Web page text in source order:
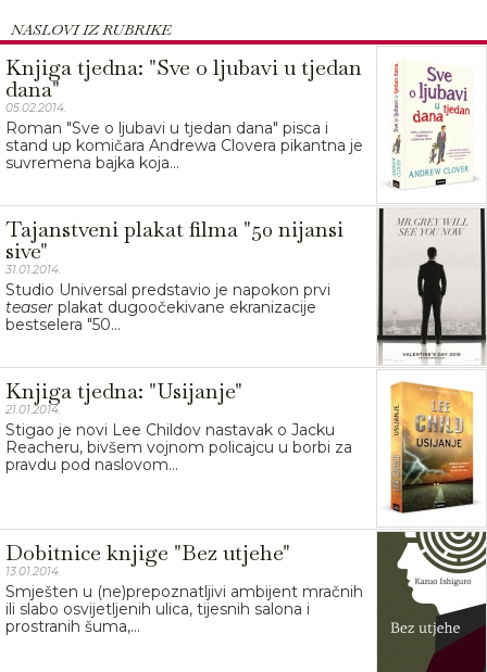
NASLOVI IZ RUBRIKE
Knjiga tjedna: "Sve o ljubavi u tjedan
dana"
05.02.2014.
Roman "Sve o ljubavi u tjedan dana" pisca i
stand up komičara Andrewa Clovera pikantna je
suvremena bajka koja...
Tajanstveni plakat filma "50 nijansi
sive"
31.01.2014.
Studio Universal predstavio je napokon prvi
teaser plakat dugoočekivane ekranizacije
bestselera "50...
Knjiga tjedna: "Usijanje"
21.01.2014.
Stigao je novi Lee Childov nastavak o Jacku
Reacheru, bivšem vojnom policajcu u borbi za
pravdu pod naslovom...
Dobitnice knjige "Bez utjehe"
13.01.2014.
Smješten u (ne)prepoznatljivi ambijent mračnih
ili slabo osvijetljenih ulica, tijesnih salona i
prostranih šuma,...